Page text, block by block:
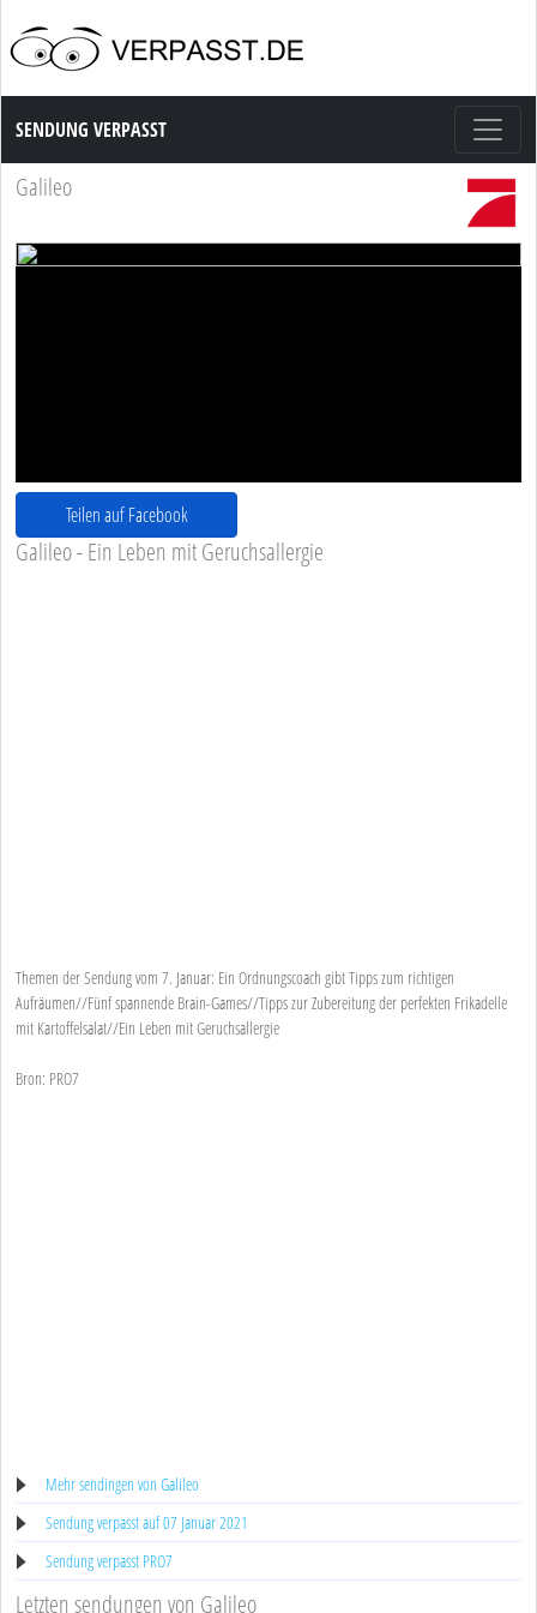
Sendung Verpasst
SENDUNG VERPASST
Galileo
Teilen auf Facebook
Galileo - Ein Leben mit Geruchsallergie
Themen der Sendung vom 7. Januar: Ein Ordnungscoach gibt Tipps zum richtigen
Aufräumen//Fünf spannende Brain-Games//Tipps zur Zubereitung der perfekten Frikadelle
mit Kartoffelsalat//Ein Leben mit Geruchsallergie
Bron: PRO7
Mehr sendingen von Galileo
Sendung verpasst auf 07 Januar 2021
Sendung verpasst PRO7
Letzten sendungen von Galileo